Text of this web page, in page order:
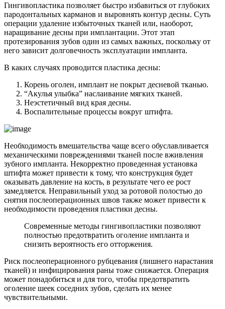
Гингивопластика позволяет быстро избавиться от глубоких
пародонтальных карманов и выровнять контур десны. Суть
операции удаление избыточных тканей или, наоборот,
наращивание десны при имплантации. Этот этап
протезирования зубов один из самых важных, поскольку от
него зависит долговечность эксплуатации импланта.
В каких случаях проводится пластика десны:
Корень оголен, имплант не покрыт десневой тканью.
“Акулья улыбка” наслаивание мягких тканей.
Неэстетичный вид края десны.
Воспалительные процессы вокруг штифта.
Необходимость вмешательства чаще всего обуславливается
механическими повреждениями тканей после вживления
зубного импланта. Некорректно проведенная установка
штифта может привести к тому, что конструкция будет
оказывать давление на кость, в результате чего ее рост
замедляется. Неправильный уход за ротовой полостью до
снятия послеоперационных швов также может привести к
необходимости проведения пластики десны.
Современные методы гингивопластики позволяют
полностью предотвратить оголение импланта и
снизить вероятность его отторжения.
Риск послеоперационного рубцевания (лишнего нарастания
тканей) и инфицирования раны тоже снижается. Операция
может понадобиться и для того, чтобы предотвратить
оголение шеек соседних зубов, сделать их менее
чувствительными.